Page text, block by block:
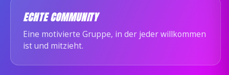
ECHTE COMMUNITY
Eine motivierte Gruppe, in der jeder willkommen
ist und mitzieht.